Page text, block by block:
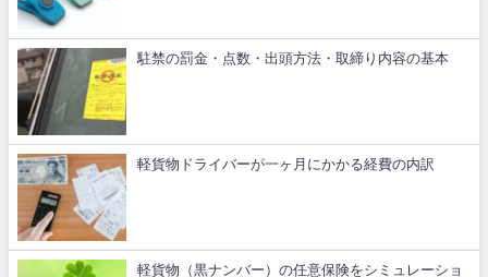
駐禁の罰金・点数・出頭方法・取締り内容の基本
軽貨物ドライバーが一ヶ月にかかる経費の内訳
軽貨物（黒ナンバー）の任意保険をシミュレーショ